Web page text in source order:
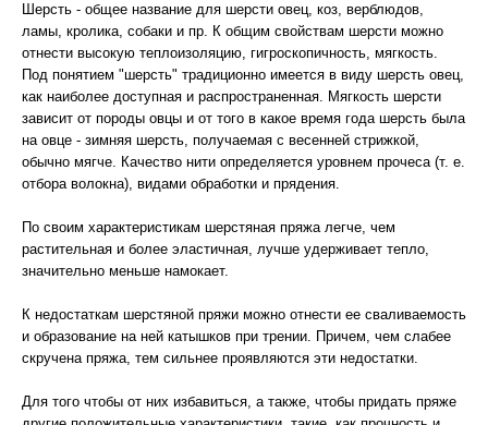
Шерсть - общее название для шерсти овец, коз, верблюдов,
ламы, кролика, собаки и пр. К общим свойствам шерсти можно
отнести высокую теплоизоляцию, гигроскопичность, мягкость.
Под понятием "шерсть" традиционно имеется в виду шерсть овец,
как наиболее доступная и распространенная. Мягкость шерсти
зависит от породы овцы и от того в какое время года шерсть была
на овце - зимняя шерсть, получаемая с весенней стрижкой,
обычно мягче. Качество нити определяется уровнем прочеса (т. е.
отбора волокна), видами обработки и прядения.
По своим характеристикам шерстяная пряжа легче, чем
растительная и более эластичная, лучше удерживает тепло,
значительно меньше намокает.
К недостаткам шерстяной пряжи можно отнести ее сваливаемость
и образование на ней катышков при трении. Причем, чем слабее
скручена пряжа, тем сильнее проявляются эти недостатки.
Для того чтобы от них избавиться, а также, чтобы придать пряже